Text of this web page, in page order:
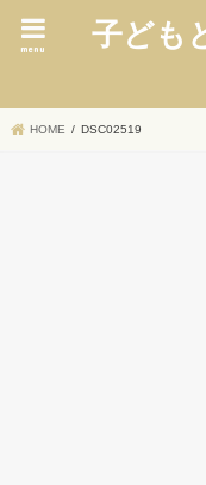
子ども
menu
HOME DSC02519